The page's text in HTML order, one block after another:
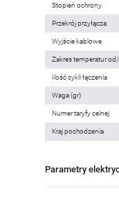
Stopień ochrony
Przekrój przyłącza
Wyjście kablowe
Zakres temperatur
Ilość cykli łączenia
Waga (gr)
Numer taryfy celnej
Kraj pochodzenia
Parametry